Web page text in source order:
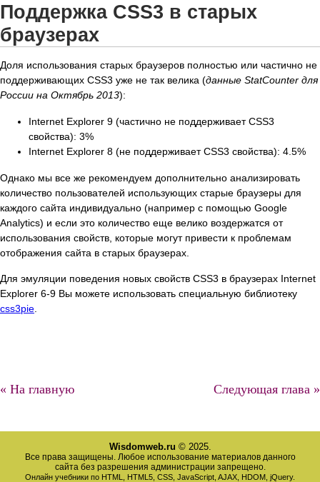
Поддержка CSS3 в старых
браузерах
Доля использования старых браузеров полностью или частично не
поддерживающих CSS3 уже не так велика (данные StatCounter для
России на Октябрь 2013):
Internet Explorer 9 (частично не поддерживает CSS3
свойства): 3%
Internet Explorer 8 (не поддерживает CSS3 свойства): 4.5%
Однако мы все же рекомендуем дополнительно анализировать
количество пользователей использующих старые браузеры для
каждого сайта индивидуально (например с помощью Google
Analytics) и если это количество еще велико воздержатся от
использования свойств, которые могут привести к проблемам
отображения сайта в старых браузерах.
Для эмуляции поведения новых свойств CSS3 в браузерах Internet
Explorer 6-9 Вы можете использовать специальную библиотеку
css3pie
« На главную Следующая глава »
Wisdomweb.ru © 2025.
Все права защищены. Любое использование материалов данного
сайта без разрешения администрации запрещено.
Онлайн учебники по HTML, HTML5, CSS, JavaScript, AJAX, HDOM, jQuery.